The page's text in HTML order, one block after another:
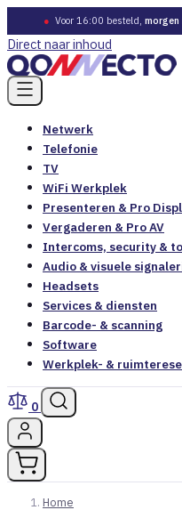
● Voor 16:00 besteld, morgen
Direct naar inhoud
Netwerk
Telefonie
TV
WiFi Werkplek
Presenteren & Pro
Vergaderen & Pro AV
Intercoms, security &
Audio & visuele
Headsets
Services & diensten
Barcode- & scanning
Software
Werkplek- &
0
Home